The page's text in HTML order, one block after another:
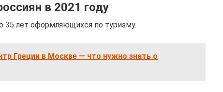
в 2021 году
лет оформляющихся по туризму.
Греции в Москве — что нужно знать о